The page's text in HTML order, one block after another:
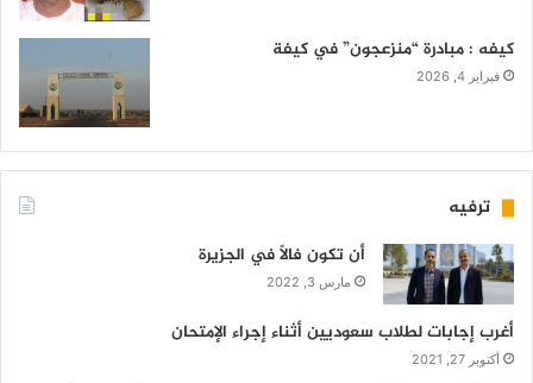
كيفه : مبادرة “منزعجون” في كيفة
فبراير 4, 2026
ترفيه
أن تكون فالاً في الجزيرة
مارس 3, 2022
أغرب إجابات لطلاب سعوديين أثناء إجراء الإمتحان
أكتوبر 27, 2021